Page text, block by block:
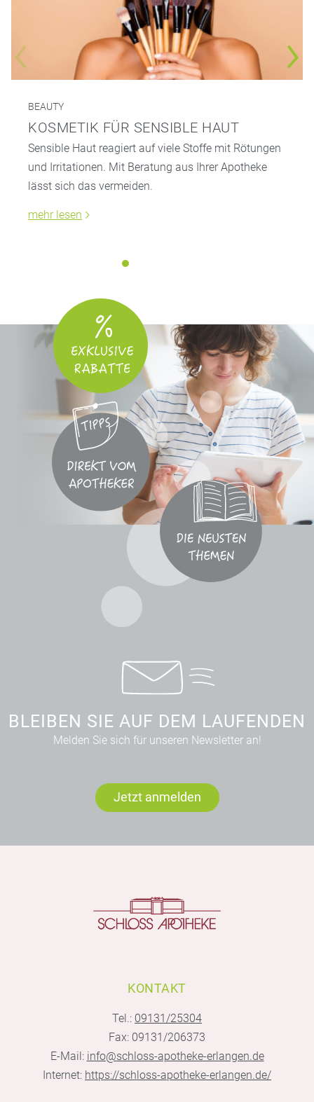
BEAUTY
KOSMETIK FÜR SENSIBLE HAUT
Sensible Haut reagiert auf viele Stoffe mit Rötungen
und Irritationen. Mit Beratung aus Ihrer Apotheke
lässt sich das vermeiden.
mehr lesen
BLEIBEN SIE AUF DEM LAUFENDEN
Melden Sie sich für unseren Newsletter an!
Jetzt anmelden
KONTAKT
Tel.: 09131/25304
Fax: 09131/206373
E-Mail: info@schloss-apotheke-erlangen.de
Internet: https://schloss-apotheke-erlangen.de/